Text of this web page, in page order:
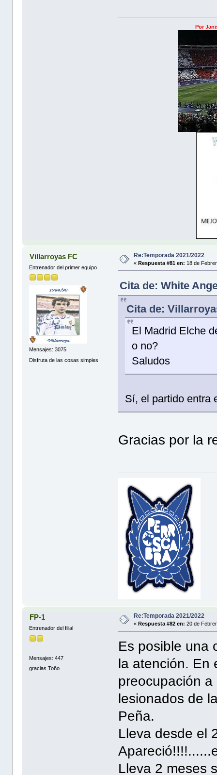
Por
Villarroyas FC
Entrenador del primer equipo
Mensajes: 3075
Disfruta de las cosas simples
Re:Temporada 2021/2022
«Respuesta #81 en: 18 de
Cita de: White
Cita de:
El Madrid Elche
o no?
Saludos
Sí, el partido entra
Gracias por la
FP-1
Entrenador del filial
Mensajes: 447
gracias Toño
Re:Temporada 2021/2022
« Respuesta #82 en: 20 de
Es posible una
la atención. En
preocupación
lesionados de
Peña.
Lleva desde el
Lleva 2 meses